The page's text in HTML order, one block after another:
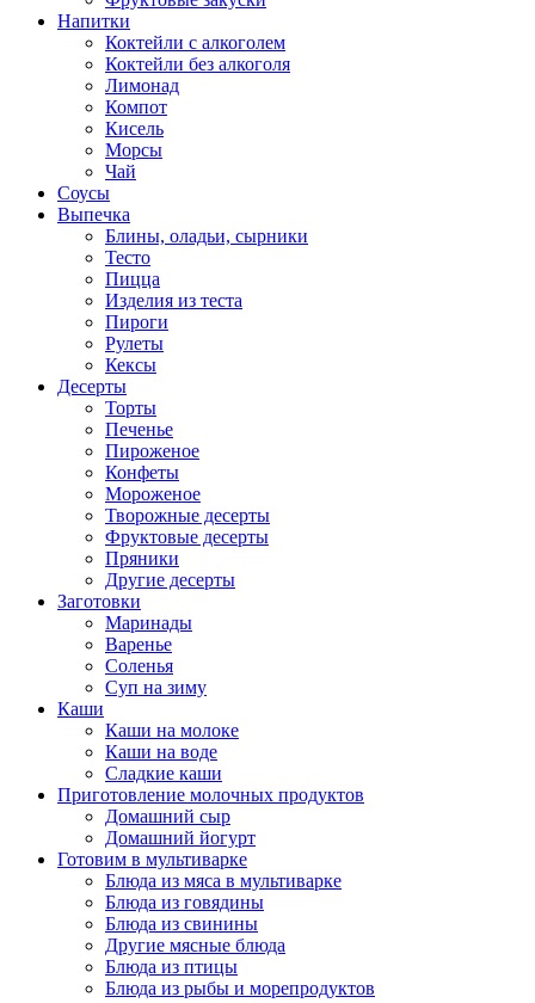
Напитки
Коктейли с алкоголем
Коктейли без алкоголя
Лимонад
Компот
Кисель
Морсы
Чай
Соусы
Выпечка
Блины, оладьи, сырники
Тесто
Пицца
Изделия из теста
Пироги
Рулеты
Кексы
Десерты
Торты
Печенье
Пироженое
Конфеты
Мороженое
Творожные десерты
Фруктовые десерты
Пряники
Другие десерты
Заготовки
Маринады
Варенье
Соленья
Суп на зиму
Каши
Каши на молоке
Каши на воде
Сладкие каши
Приготовление молочных продуктов
Домашний сыр
Домашний йогурт
Готовим в мультиварке
Блюда из мяса в мультиварке
Блюда из говядины
Блюда из свинины
Другие мясные блюда
Блюда из птицы
Блюда из рыбы и морепродуктов